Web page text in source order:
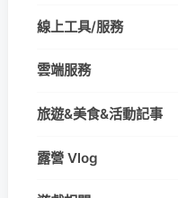
線上工具/服務
雲端服務
旅遊&美食&活動記事
露營 Vlog